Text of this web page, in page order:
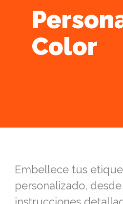
Color
Embellece tus
personalizado,